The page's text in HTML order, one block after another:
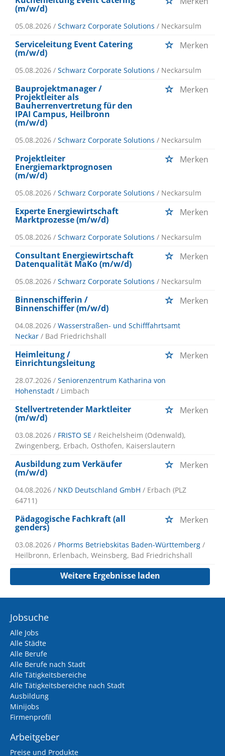
(m/w/d)
05.08.2026 / Schwarz Corporate Solutions / Neckarsulm
Serviceleitung Event Catering
(m/w/d)
Merken
05.08.2026 / Schwarz Corporate Solutions / Neckarsulm
Bauprojektmanager /
Projektleiter als
Bauherrenvertretung für den
IPAI Campus, Heilbronn
(m/w/d)
Merken
05.08.2026 / Schwarz Corporate Solutions / Neckarsulm
Projektleiter
Energiemarktprognosen
(m/w/d)
Merken
05.08.2026 / Schwarz Corporate Solutions / Neckarsulm
Experte Energiewirtschaft
Marktprozesse (m/w/d)
Merken
05.08.2026 / Schwarz Corporate Solutions / Neckarsulm
Consultant Energiewirtschaft
Datenqualität MaKo (m/w/d)
Merken
05.08.2026 / Schwarz Corporate Solutions / Neckarsulm
Binnenschifferin /
Binnenschiffer (m/w/d)
Merken
04.08.2026 / Wasserstraßen- und Schifffahrtsamt
Neckar / Bad Friedrichshall
Heimleitung /
Einrichtungsleitung
Merken
28.07.2026 / Seniorenzentrum Katharina von
Hohenstadt / Limbach
Stellvertretender Marktleiter
(m/w/d)
Merken
03.08.2026 / FRISTO SE / Reichelsheim (Odenwald),
Zwingenberg, Erbach, Osthofen, Kaiserslautern
Ausbildung zum Verkäufer
(m/w/d)
Merken
04.08.2026 / NKD Deutschland GmbH / Erbach (PLZ
64711)
Pädagogische Fachkraft (all
genders)
Merken
03.08.2026 / Phorms Betriebskitas Baden-Württemberg /
Heilbronn, Erlenbach, Weinsberg, Bad Friedrichshall
Weitere Ergebnisse laden
Jobsuche
Alle Jobs
Alle Städte
Alle Berufe
Alle Berufe nach Stadt
Alle Tätigkeitsbereiche
Alle Tätigkeitsbereiche nach Stadt
Ausbildung
Minijobs
Firmenprofil
Arbeitgeber
Preise und Produkte